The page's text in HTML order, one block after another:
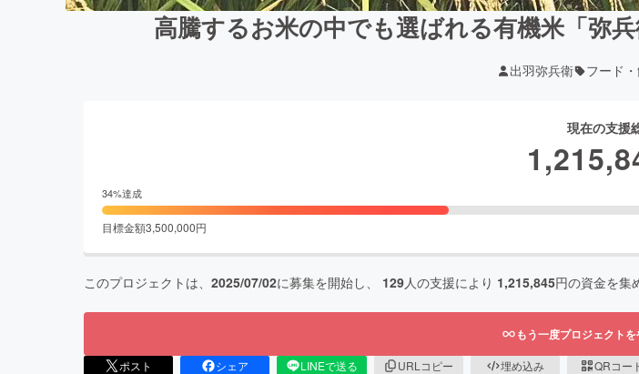
高騰するお米の中でも選ばれる有機米「弥
出羽弥兵衛 フード
現在の支援
34%達成
目標金額3,500,000円
このプロジェクトは、 2025/07/02に募集を開始し、 129人の支援により 1,215,845円の資金を集
もう一度プロジェクト
ポスト シェア LINEで送る URLコピー 埋め込み QRコー